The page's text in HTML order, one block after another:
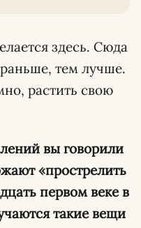
здесь. Сюда
тем лучше.
растить свою
вы говорили
«прострелить
первом веке в
такие вещи